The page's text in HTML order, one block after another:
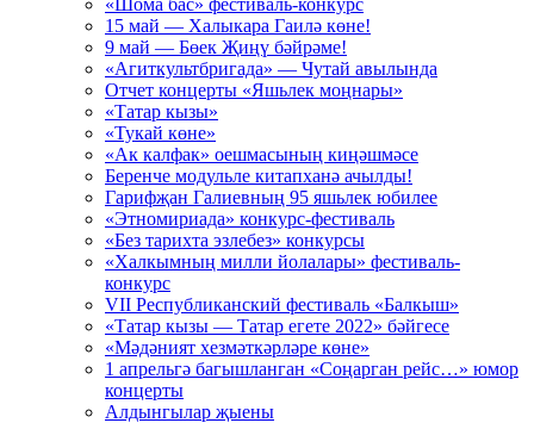
«Шома бас» фестиваль-конкурс
15 май — Халыкара Гаилә көне!
9 май — Бөек Җиңү бәйрәме!
«Агиткультбригада» — Чутай авылында
Отчет концерты «Яшьлек моңнары»
«Татар кызы»
«Тукай көне»
«Ак калфак» оешмасының киңәшмәсе
Беренче модульле китапханә ачылды!
Гарифҗан Галиевның 95 яшьлек юбилее
«Этномириада» конкурс-фестиваль
«Без тарихта эзлебез» конкурсы
«Халкымның милли йолалары» фестиваль-
конкурс
VII Республиканский фестиваль «Балкыш»
«Татар кызы — Татар егете 2022» бәйгесе
«Мәдәният хезмәткәрләре көне»
1 апрельгә багышланган «Соңарган рейс…» юмор
концерты
Алдынгылар җыены